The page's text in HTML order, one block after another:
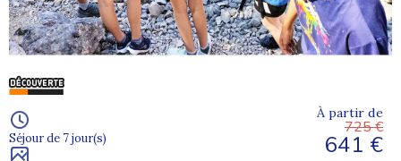
Séjour de 7 jour(s)
À partir de
725 €
641 €